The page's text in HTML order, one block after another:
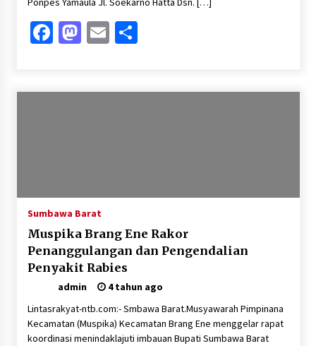
Facebook
Mastodon
EmailShare
Sumbawa Barat
Muspika Brang Ene Rakor
Penanggulangan dan Pengendalian
Penyakit Rabies
admin
4 tahun ago
Lintasrakyat-ntb.com:- Smbawa Barat.Musyawarah Pimpinana
Kecamatan (Muspika) Kecamatan Brang Ene menggelar rapat
koordinasi menindaklajuti imbauan Bupati Sumbawa Barat